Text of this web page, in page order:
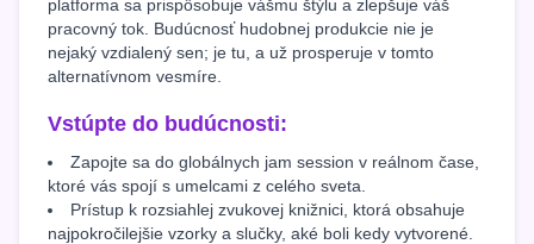
platforma sa prispôsobuje vášmu štýlu a zlepšuje váš
pracovný tok. Budúcnosť hudobnej produkcie nie je
nejaký vzdialený sen; je tu, a už prosperuje v tomto
alternatívnom vesmíre.
Vstúpte do budúcnosti:
Zapojte sa do globálnych jam session v reálnom čase,
ktoré vás spojí s umelcami z celého sveta.
Prístup k rozsiahlej zvukovej knižnici, ktorá obsahuje
najpokročilejšie vzorky a slučky, aké boli kedy vytvorené.